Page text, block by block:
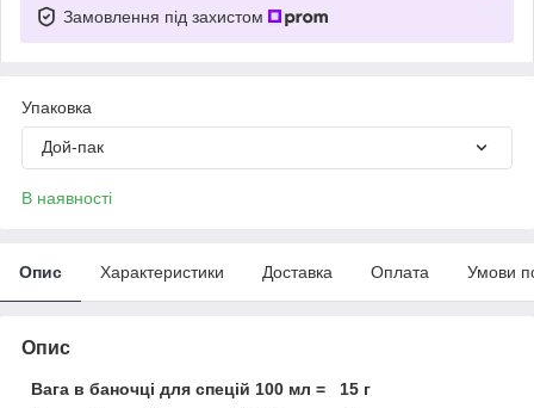
Замовлення під захистом
Упаковка
Дой-пак
В наявності
Опис Характеристики Доставка Оплата Умови
Опис
Вага в баночці для спецій 100 мл = 15 г